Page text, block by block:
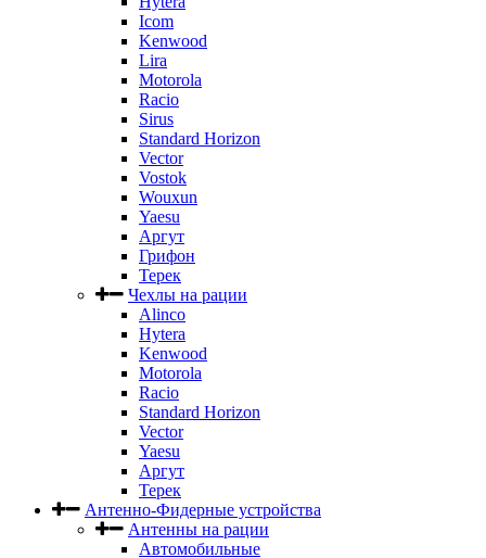
Icom
Kenwood
Lira
Motorola
Racio
Sirus
Standard Horizon
Vector
Vostok
Wouxun
Yaesu
Аргут
Грифон
Терек
Чехлы на рации
Alinco
Hytera
Kenwood
Motorola
Racio
Standard Horizon
Vector
Yaesu
Аргут
Терек
Антенно-Фидерные устройства
Антенны на рации
Автомобильные